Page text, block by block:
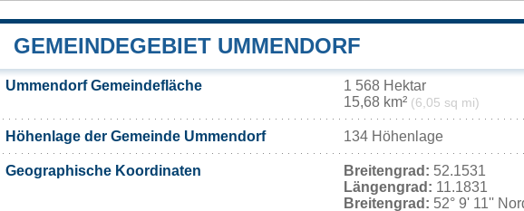
GEMEINDEGEBIET UMMENDORF
Ummendorf Gemeindefläche
1 568 Hektar
15,68 km² (6,05 sq mi)
Höhenlage der Gemeinde Ummendorf 134 Höhenlage
Geographische Koordinaten Breitengrad: 52.1531
Längengrad: 11.1831
Breitengrad: 52° 9' 11''